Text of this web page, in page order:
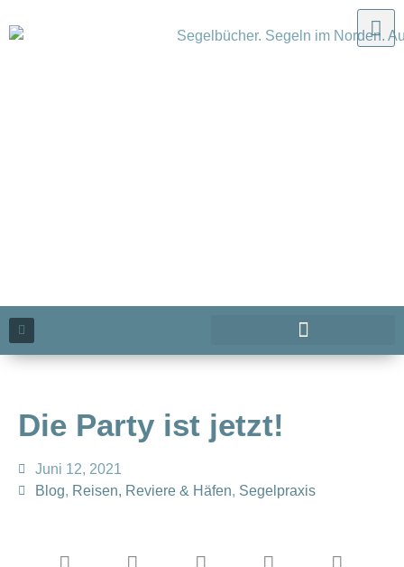
Die Party ist jetzt!
Juni 12, 2021
Blog, Reisen, Reviere & Häfen, Segelpraxis